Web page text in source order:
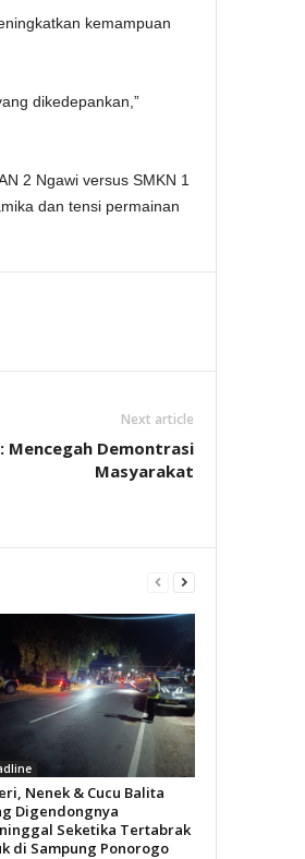
kemampuan
dikedepankan,”
2 Ngawi versus SMKN 1
dan tensi permainan
Next article
Mencegah Demontrasi
Masyarakat
Nenek & Cucu Balita
Digendongnya
Seketika Tertabrak
di Sampung Ponorogo